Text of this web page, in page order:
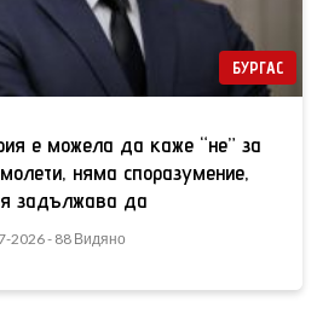
БУРГАС
е можела да каже “не” за
няма споразумение,
я задължава да
2026 - 88 Видяно